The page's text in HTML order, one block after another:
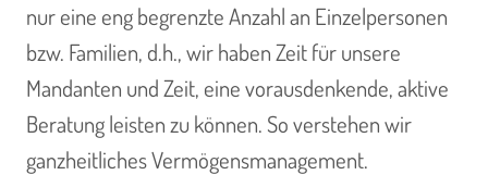
nur eine eng begrenzte Anzahl an Einzelpersonen
bzw. Familien, d.h., wir haben Zeit für unsere
Mandanten und Zeit, eine vorausdenkende, aktive
Beratung leisten zu können. So verstehen wir
ganzheitliches Vermögensmanagement.